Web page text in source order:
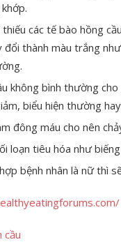
các tế bào hồng
thành màu trắng
không bình thường
biểu hiện thường
đông máu cho nên
loạn tiêu hóa như
bệnh nhân là nữ thì
cầu